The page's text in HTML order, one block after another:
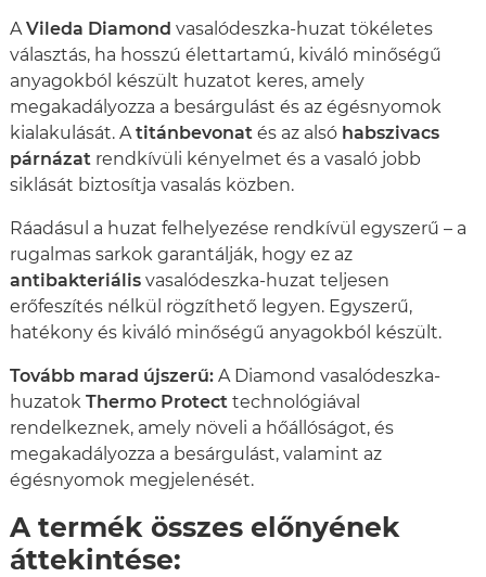
A Vileda Diamond vasalódeszka-huzat tökéletes
választás, ha hosszú élettartamú, kiváló minőségű
anyagokból készült huzatot keres, amely
megakadályozza a besárgulást és az égésnyomok
kialakulását. A titánbevonat és az alsó habszivacs
párnázat rendkívüli kényelmet és a vasaló jobb
siklását biztosítja vasalás közben.
Ráadásul a huzat felhelyezése rendkívül egyszerű – a
rugalmas sarkok garantálják, hogy ez az
antibakteriális vasalódeszka-huzat teljesen
erőfeszítés nélkül rögzíthető legyen. Egyszerű,
hatékony és kiváló minőségű anyagokból készült.
Tovább marad újszerű: A Diamond vasalódeszka-
huzatok Thermo Protect technológiával
rendelkeznek, amely növeli a hőállóságot, és
megakadályozza a besárgulást, valamint az
égésnyomok megjelenését.
A termék összes előnyének
áttekintése: